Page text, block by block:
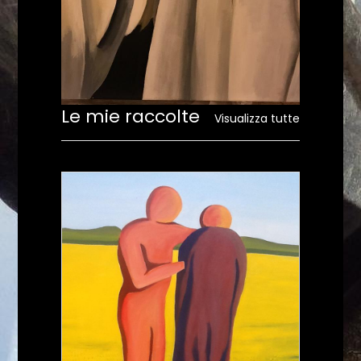
Visualizza tutte
Le mie raccolte